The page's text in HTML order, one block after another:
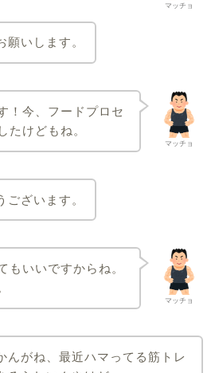
マッチョ
願いします。
マッチョ
！今、フードプロセ
たけどもね。
ございます。
マッチョ
もいいですからね。
んがね、最近ハマってる筋トレ